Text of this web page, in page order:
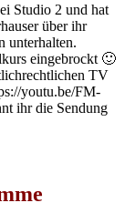
Studio 2 und hat
über ihr
unterhalten.
eingebrockt 🙂
TV
youtu.be/FM-
ihr die Sendung